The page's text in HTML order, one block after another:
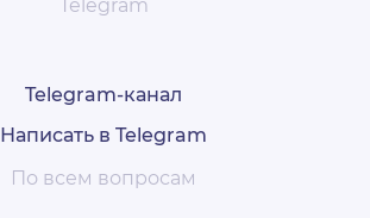
Telegram
Telegram-канал
Написать в Telegram
По всем вопросам